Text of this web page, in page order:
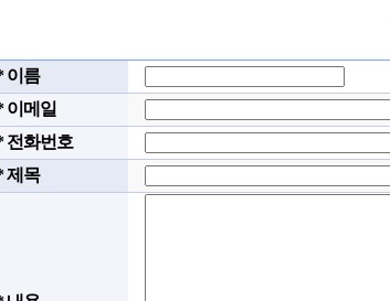
이름
이메일
전화번호
제목